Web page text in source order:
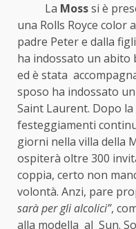
La Mosssi è
una Rolls Royce color
padre Peter e dalla
ha indossato un abito
ed è stata
sposo ha indossato
Saint Laurent. Dopo
festeggiamenti
giorni nella villa della
ospiterà oltre 300
coppia, certo non
volontà. Anzi, pare
sarà per gli alcolici”,
alla modella al Sun.